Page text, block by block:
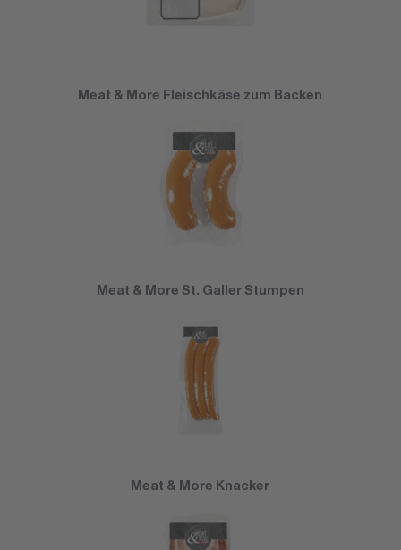
Meat & More Fleischkäse zum Backen
Meat & More St. Galler Stumpen
Meat & More Knacker